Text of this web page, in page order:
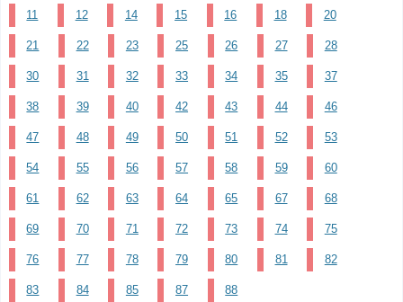
11 12 14 15 16 18 20
21 22 23 25 26 27 28
30 31 32 33 34 35 37
38 39 40 42 43 44 46
47 48 49 50 51 52 53
54 55 56 57 58 59 60
61 62 63 64 65 67 68
69 70 71 72 73 74 75
76 77 78 79 80 81 82
83 84 85 87 88